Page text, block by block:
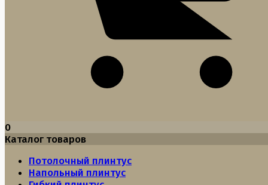
0
Каталог товаров
Потолочный плинтус
Напольный плинтус